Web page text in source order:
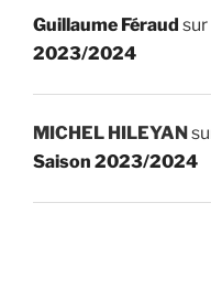
Guillaume Féraud sur
2023/2024
MICHEL HILEYAN
Saison 2023/2024